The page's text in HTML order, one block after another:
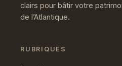
clairs pour bâtir votre
de l’Atlantique.
RUBRIQUES